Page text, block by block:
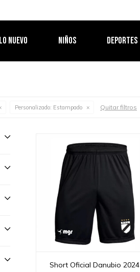
LO NUEVO NIÑOS DEPORTES
Personalizado: Estampado Quitar filtros
Short Oficial Danubio 2024